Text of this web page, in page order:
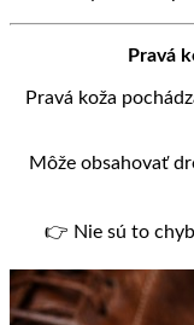
Pravá
Pravá koža
Môže obsahovať
👉 Nie sú to